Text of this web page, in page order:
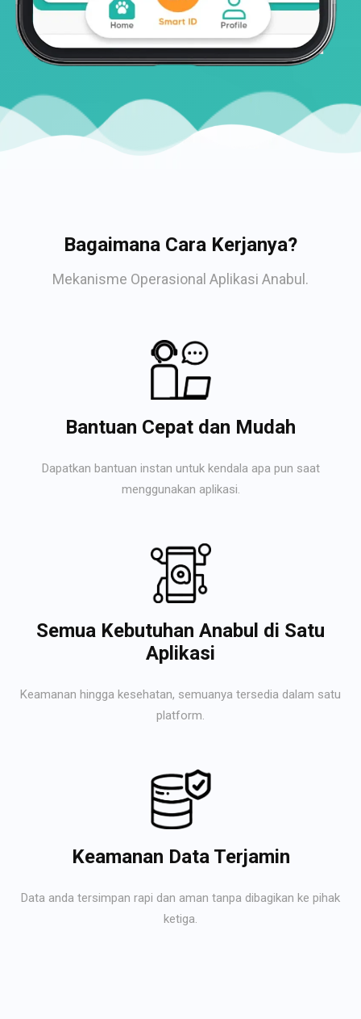
Bagaimana Cara Kerjanya?
Mekanisme Operasional Aplikasi Anabul.
Bantuan Cepat dan Mudah
Dapatkan bantuan instan untuk kendala apa pun saat
menggunakan aplikasi.
Semua Kebutuhan Anabul di Satu
Aplikasi
Keamanan hingga kesehatan, semuanya tersedia dalam satu
platform.
Keamanan Data Terjamin
Data anda tersimpan rapi dan aman tanpa dibagikan ke pihak
ketiga.